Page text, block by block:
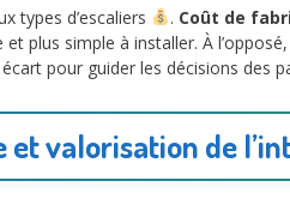
types d’escaliers . Coût de
plus simple à installer. À
pour guider les décisions des
valorisation de